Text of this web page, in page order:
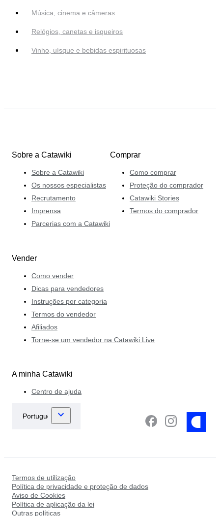
Música, cinema e câmeras
Relógios, canetas e isqueiros
Vinho, uísque e bebidas espirituosas
Sobre a Catawiki
Sobre a Catawiki
Os nossos especialistas
Recrutamento
Imprensa
Parcerias com a Catawiki
Comprar
Como comprar
Proteção do comprador
Catawiki Stories
Termos do comprador
Vender
Como vender
Dicas para vendedores
Instruções por categoria
Termos do vendedor
Afiliados
Torne-se um vendedor na Catawiki Live
A minha Catawiki
Centro de ajuda
Termos de utilização
Política de privacidade e proteção de dados
Aviso de Cookies
Política de aplicação da lei
Outras políticas